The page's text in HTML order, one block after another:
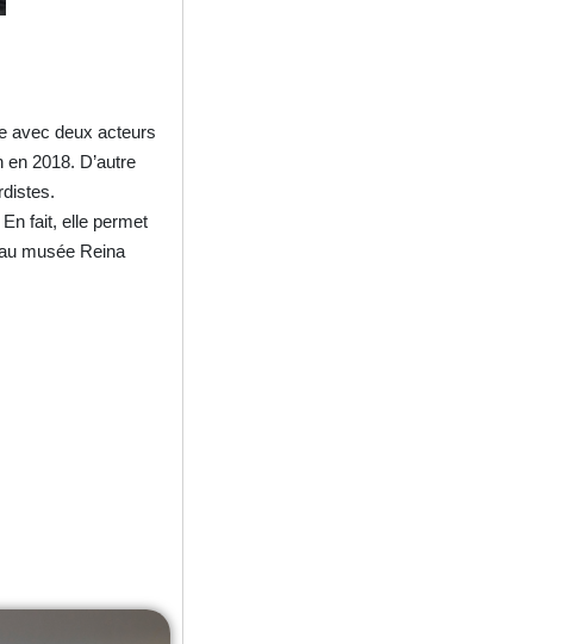
avec deux acteurs
2018. D’autre
fait, elle permet
musée Reina